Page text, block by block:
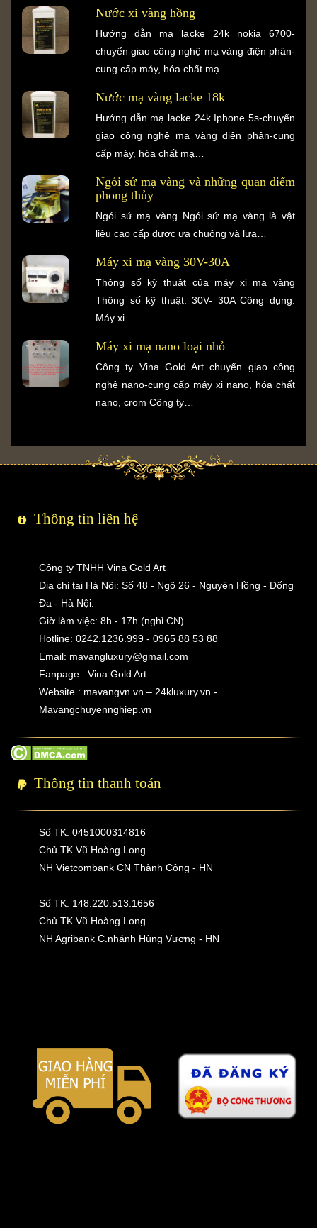
Nước xi vàng hồng
Hướng dẫn mạ lacke 24k nokia 6700-
chuyển giao công nghệ mạ vàng điện phân-
cung cấp máy, hóa chất mạ…
Nước mạ vàng lacke 18k
Hướng dẫn mạ lacke 24k Iphone 5s-chuyển
giao công nghệ mạ vàng điện phân-cung
cấp máy, hóa chất mạ…
Ngói sứ mạ vàng và những quan điểm
phong thủy
Ngói sứ mạ vàng Ngói sứ mạ vàng là vật
liệu cao cấp được ưa chuộng và lựa…
Máy xi mạ vàng 30V-30A
Thông số kỹ thuật của máy xi mạ vàng
Thông số kỹ thuật: 30V- 30A Công dụng:
Máy xi…
Máy xi mạ nano loại nhỏ
Công ty Vina Gold Art chuyển giao công
nghệ nano-cung cấp máy xi nano, hóa chất
nano, crom Công ty…
Thông tin liên hệ
Công ty TNHH Vina Gold Art
Địa chỉ tại Hà Nội: Số 48 - Ngõ 26 - Nguyên Hồng - Đống
Đa - Hà Nội.
Giờ làm việc: 8h - 17h (nghỉ CN)
Hotline: 0242.1236.999 - 0965 88 53 88
Email: mavangluxury@gmail.com
Fanpage : Vina Gold Art
Website : mavangvn.vn – 24kluxury.vn -
Mavangchuyennghiep.vn
Thông tin thanh toán
Số TK: 0451000314816
Chủ TK Vũ Hoàng Long
NH Vietcombank CN Thành Công - HN
Số TK: 148.220.513.1656
Chủ TK Vũ Hoàng Long
NH Agribank C.nhánh Hùng Vương - HN